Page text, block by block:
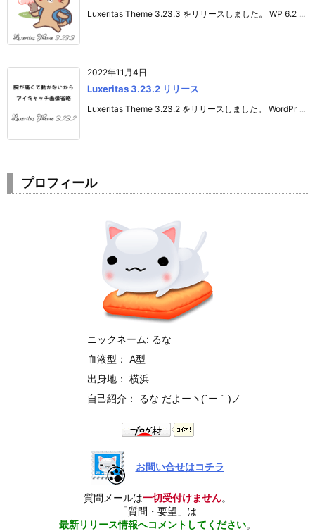
Luxeritas Theme 3.23.3 をリリースしました。 WP 6.2 ...
2022年11月4日
Luxeritas 3.23.2 リリース
Luxeritas Theme 3.23.2 をリリースしました。 WordPr ...
プロフィール
ニックネーム: るな
血液型： A型
出身地： 横浜
自己紹介： るな だよー ヽ(´ー｀)ノ
お問い合せはコチラ
質問メールは一切受付けません。
「質問・要望」は
最新リリース情報へコメントしてください。